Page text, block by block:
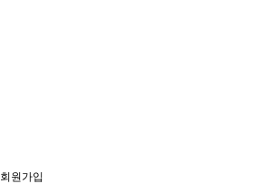
회원가입